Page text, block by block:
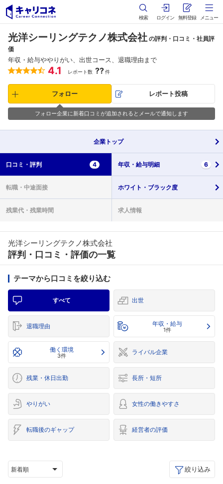
検索 ログイン 無料登録 メニュー
光洋シーリングテクノ株式会社 の評判・口コミ・社員評
価
年収・給与ややりがい、出世コース、退職理由まで
4.1 レポート数 ??件
フォロー レポート投稿
フォロー企業に新着口コミが追加されるとメールで通知します
企業 トップ
口コミ・ 評判 4 年収・ 給与明細 6
転職・ 中途面接 ホワイト・ ブラック度
残業代・ 残業時間 求人情報
光洋シーリングテクノ株式会社
評判・口コミ・評価の一覧
テーマから口コミを絞り込む
すべて 出世
退職理由 年収・給与
1件
働く環境
3件 ライバル企業
残業・休日出勤 長所・短所
やりがい 女性の働きやすさ
転職後のギャップ 経営者の評価
新着順 絞り込み